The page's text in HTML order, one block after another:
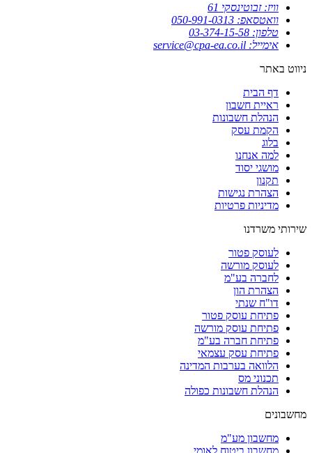
וויז: זבוטינסקי 61
וואטסאפ: 050-991-0313
טלפון: 03-374-15-58
אימייל: service@cpa-ea.co.il
ניווט באתר
דף הבית
ראיית חשבון
הנהלת חשבונות
הקמת עסק
בלוג
למה אנחנו
מושגי יסוד
תקנון
הצהרת נגישות
מדיניות פרטיות
שירותי משרדנו
לעוסק פטור
לעוסק מורשה
לחברה בע"מ
הצהרת הון
דו"ח שנתי
פתיחת עוסק פטור
פתיחת עוסק מורשה
פתיחת חברה בע"מ
פתיחת עסק עצמאי
הלוואה בערבות המדינה
תכנוני מס
הנהלת חשבונות כפולה
מחשבונים
מחשבון מע"מ
מחשבון ביטוח לאומי